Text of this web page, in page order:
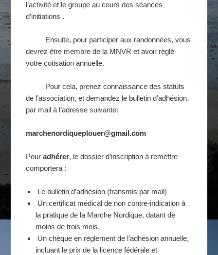
l’activité et le groupe au cours des séances
d’initiations .
Ensuite, pour participer aux randonnées, vous
devrez être membre de la MNVR et avoir réglé
votre cotisation annuelle.
Pour cela, prenez connaissance des statuts
de l’association, et demandez le bulletin d’adhésion.
par mail à l’adresse suivante:
marchenordiqueplouer@gmail.com
Pouradhérer, le dossier d’inscription à remettre
comportera :
Le bulletin d’adhésion (transmis par mail)
Un certificat médical de non contre-indication à
la pratique de la Marche Nordique, datant de
moins de trois mois.
Un chèque en règlement de l’adhésion annuelle,
incluant le prix de la licence fédérale et